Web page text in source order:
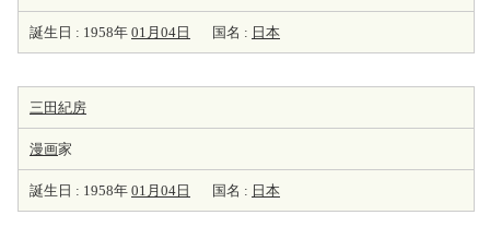
誕生日 : 1958年 01月04日 国名 : 日本
三田紀房
漫画家
誕生日 : 1958年 01月04日 国名 : 日本